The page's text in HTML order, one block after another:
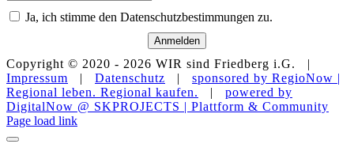
Ja, ich stimme den Datenschutzbestimmungen zu.
Anmelden
Copyright © 2020 - 2026 WIR sind Friedberg i.G. |
Impressum | Datenschutz | sponsored by RegioNow |
Regional leben. Regional kaufen.
| powered by
DigitalNow @ SKPROJECTS | Plattform & Community
E-
Mail
WhatsApp
Facebook
Instagram
YouTube
Page load link